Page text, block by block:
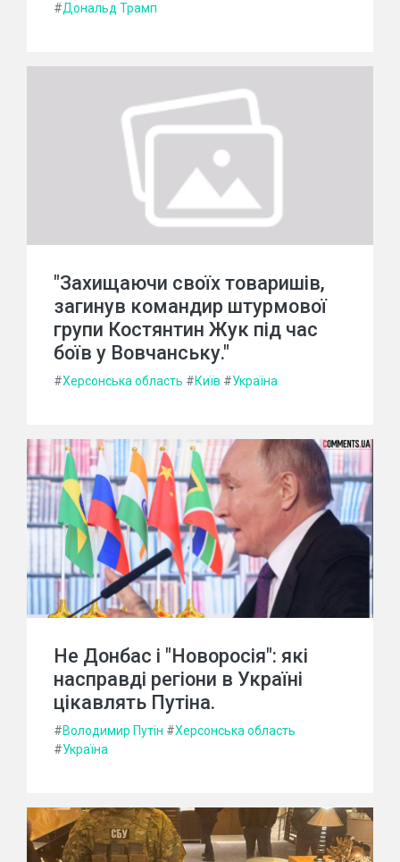
#Дональд Трамп
"Захищаючи своїх товаришів,
загинув командир штурмової
групи Костянтин Жук під час
боїв у Вовчанську."
#Херсонська область #Київ #Україна
Не Донбас і "Новоросія": які
насправді регіони в Україні
цікавлять Путіна.
#Володимир Путін #Херсонська область
#Україна